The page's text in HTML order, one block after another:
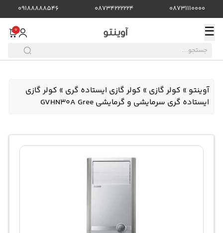
08731110000
08734222224
09188888546
☰
0
آوینتو » کولر گازی » کولر گازی ایستاده گری » کولر گازی
ایستاده گری سرمایشی و گرمایشی GVHN30A Gree